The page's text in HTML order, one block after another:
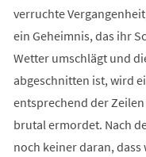
verruchte
ein Geheimnis, das ihr
Wetter umschlägt und
abgeschnitten ist, wird
entsprechend der
brutal ermordet. Nach
noch keiner daran,